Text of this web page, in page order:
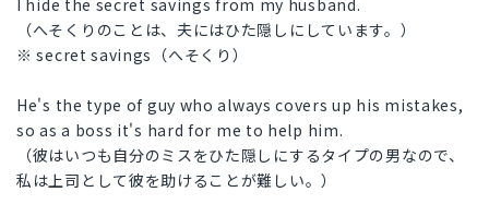
I hide the secret savings from my husband.
（へそくりのことは、夫にはひた隠しにしています。）
※ secret savings（へそくり）
He's the type of guy who always covers up his mistakes,
so as a boss it's hard for me to help him.
（彼はいつも自分のミスをひた隠しにするタイプの男なので、
私は上司として彼を助けることが難しい。）